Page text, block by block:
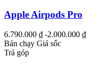
Apple Airpods Pro
6.790.000 ₫ -2.000.000 ₫
Bán chạy Giá sốc
Trả góp